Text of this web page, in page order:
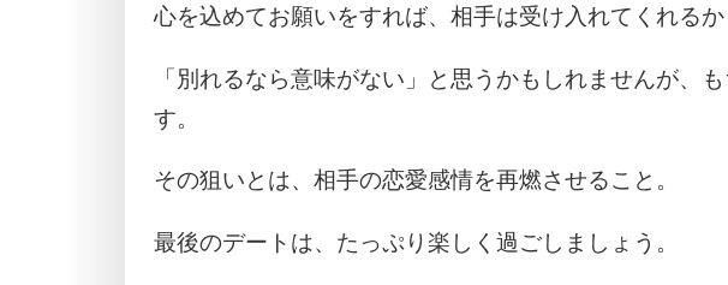
心を込めてお願いをすれば、相手は受け入れてくれるか
「別れるなら意味がない」と思うかもしれませんが、
す。
その狙いとは、相手の恋愛感情を再燃させること。
最後のデートは、たっぷり楽しく過ごしましょう。